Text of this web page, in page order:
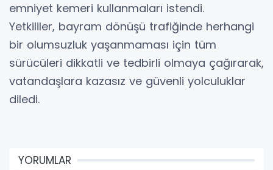
emniyet kemeri kullanmaları istendi.
Yetkililer, bayram dönüşü trafiğinde herhangi
bir olumsuzluk yaşanmaması için tüm
sürücüleri dikkatli ve tedbirli olmaya çağırarak,
vatandaşlara kazasız ve güvenli yolculuklar
diledi.
YORUMLAR